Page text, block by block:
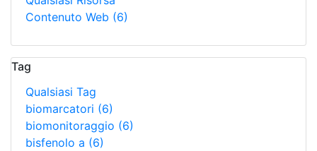
Contenuto Web (6)
Tag
Qualsiasi Tag
biomarcatori (6)
biomonitoraggio (6)
bisfenolo a (6)